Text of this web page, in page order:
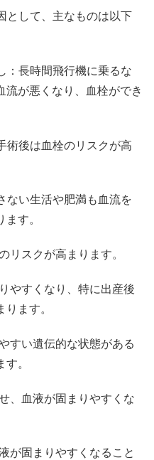
として、主なものは以下
：長時間飛行機に乗るな
流が悪くなり、血栓ができ
術後は血栓のリスクが高
ない生活や肥満も血流を
す。
リスクが高まります。
やすくなり、特に出産後
ます。
すい遺伝的な状態がある
。
、血液が固まりやすくな
が固まりやすくなること